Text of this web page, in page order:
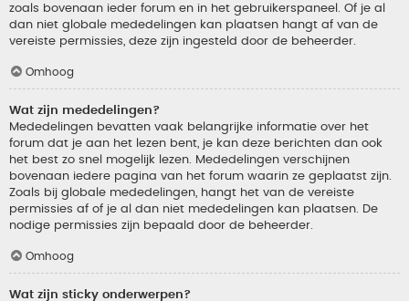
zoals bovenaan ieder forum en in het gebruikerspaneel. Of je al
dan niet globale mededelingen kan plaatsen hangt af van de
vereiste permissies, deze zijn ingesteld door de beheerder.
Omhoog
Wat zijn mededelingen?
Mededelingen bevatten vaak belangrijke informatie over het
forum dat je aan het lezen bent, je kan deze berichten dan ook
het best zo snel mogelijk lezen. Mededelingen verschijnen
bovenaan iedere pagina van het forum waarin ze geplaatst zijn.
Zoals bij globale mededelingen, hangt het van de vereiste
permissies af of je al dan niet mededelingen kan plaatsen. De
nodige permissies zijn bepaald door de beheerder.
Omhoog
Wat zijn sticky onderwerpen?